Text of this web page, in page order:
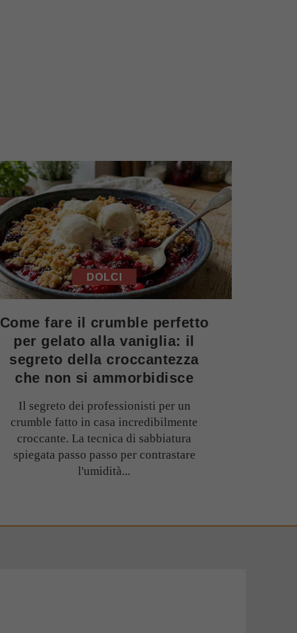
DOLCI
Come fare il crumble perfetto
per gelato alla vaniglia: il
segreto della croccantezza
che non si ammorbidisce
Il segreto dei professionisti per un
crumble fatto in casa incredibilmente
croccante. La tecnica di sabbiatura
spiegata passo passo per contrastare
l'umidità...